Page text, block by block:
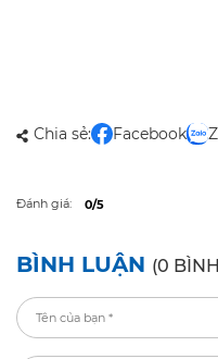
Chia sẻ: Facebook
Đánh giá: 0/5
BÌNH LUẬN (0